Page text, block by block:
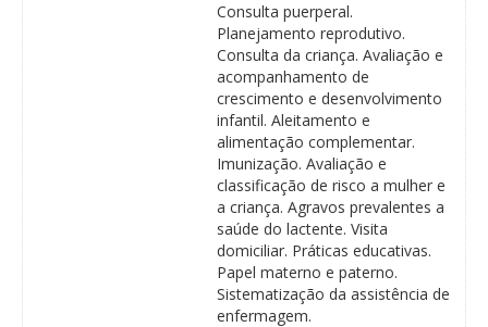
Consulta puerperal.
Planejamento reprodutivo.
Consulta da criança. Avaliação e
acompanhamento de
crescimento e desenvolvimento
infantil. Aleitamento e
alimentação complementar.
Imunização. Avaliação e
classificação de risco a mulher e
a criança. Agravos prevalentes a
saúde do lactente. Visita
domiciliar. Práticas educativas.
Papel materno e paterno.
Sistematização da assistência de
enfermagem.